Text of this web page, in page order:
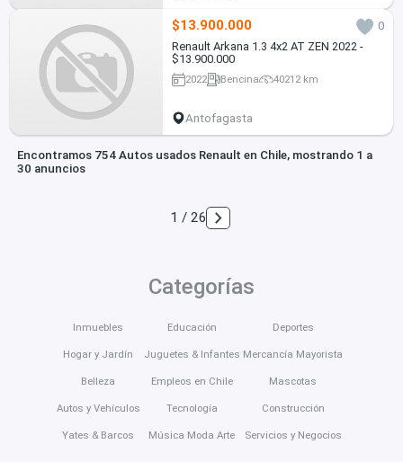
$13.900.000
0
Renault Arkana 1.3 4x2 AT ZEN 2022 -
$13.900.000
2022 Bencina 40212 km
Antofagasta
Encontramos 754 Autos usados Renault en Chile, mostrando 1 a
30 anuncios
1 / 26
Categorías
Inmuebles
Hogar y Jardín
Belleza
Autos y Vehículos
Yates & Barcos
Educación
Juguetes & Infantes
Empleos en Chile
Tecnología
Música Moda Arte
Deportes
Mercancía Mayorista
Mascotas
Construcción
Servicios y Negocios